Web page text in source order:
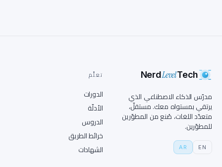
NerdLevelTech
مدرّس الذكاء الاصطناعي الذي
يرتقي بمستواه معك. مستقلّ،
متعدّد اللغات، صُنع من المطوّرين
للمطوّرين.
EN
AR
تعلَّم
الدورات
الأدلّة
الدروس
خرائط الطريق
الشهادات